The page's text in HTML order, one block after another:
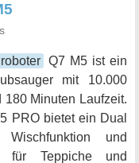
Q7 M5 ist ein
mit 10.000
Minuten Laufzeit.
PRO bietet ein Dual
Wischfunktion und
für Teppiche und